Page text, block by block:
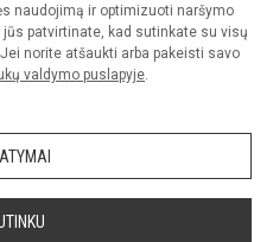
naudojimą ir optimizuoti naršymo
jūs patvirtinate, kad sutinkate su visų
norite atšaukti arba pakeisti savo
valdymo puslapyje.
sutikimo griežtai draudžiama.
Slapukų valdymas